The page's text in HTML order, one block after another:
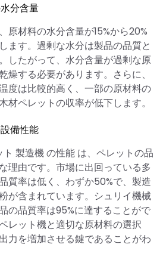
分含量
原材料の水分含量が15%から20%
ます。過剰な水分は製品の品質と
したがって、水分含量が過剰な原
燥する必要があります。さらに、
度は比較的高く、一部の原材料の
材ペレットの収率が低下します。
備性能
製造機 の性能 は、ペレットの品
理由です。市場に出回っている多
質率は低く、わずか50%で、製造
が含まれています。シュリイ機械
の品質率は95%に達することがで
レット機と適切な原材料の選択
力を増加させる鍵であることがわ